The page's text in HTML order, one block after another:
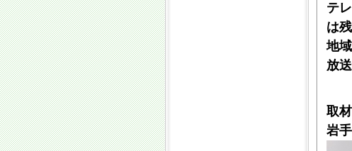
テ
は
地
放
取
岩